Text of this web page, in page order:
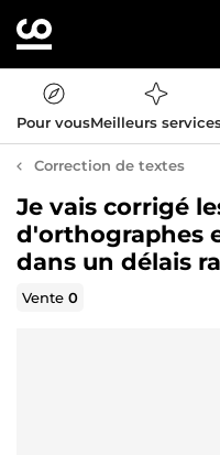
Pour vousMeilleurs
Correction de textes
Je vais corrigé
d'orthographes
dans un délais
Vente0